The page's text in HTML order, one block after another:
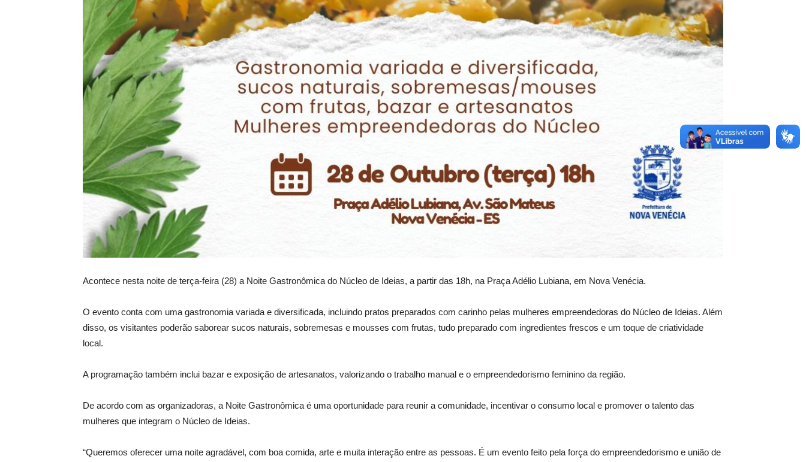
Acontece nesta noite de terça-feira (28) a Noite Gastronômica do Núcleo de Ideias, a partir das 18h, na Praça Adélio Lubiana, em Nova Venécia.
O evento conta com uma gastronomia variada e diversificada, incluindo pratos preparados com carinho pelas mulheres empreendedoras do Núcleo de Ideias. Além
disso, os visitantes poderão saborear sucos naturais, sobremesas e mousses com frutas, tudo preparado com ingredientes frescos e um toque de criatividade
local.
A programação também inclui bazar e exposição de artesanatos, valorizando o trabalho manual e o empreendedorismo feminino da região.
De acordo com as organizadoras, a Noite Gastronômica é uma oportunidade para reunir a comunidade, incentivar o consumo local e promover o talento das
mulheres que integram o Núcleo de Ideias.
“Queremos oferecer uma noite agradável, com boa comida, arte e muita interação entre as pessoas. É um evento feito pela força do empreendedorismo e união de